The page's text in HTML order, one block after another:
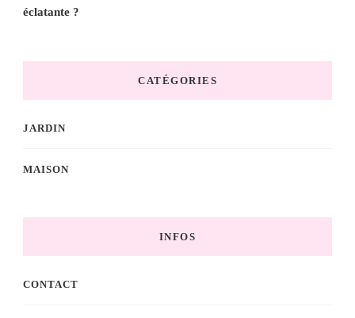
éclatante ?
CATÉGORIES
JARDIN
MAISON
INFOS
CONTACT